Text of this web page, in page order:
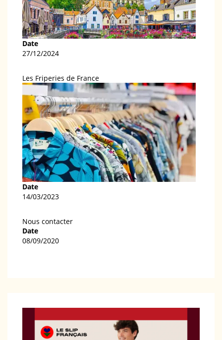
Date
27/12/2024
Les Friperies de France
Date
14/03/2023
Nous contacter
Date
08/09/2020